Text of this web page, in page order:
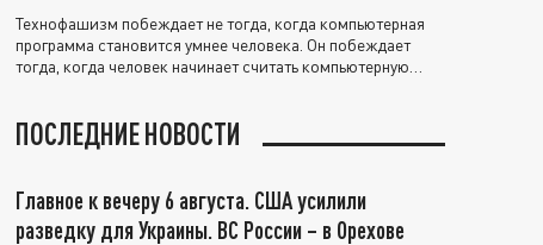
Технофашизм побеждает не тогда, когда компьютерная
программа становится умнее человека. Он побеждает
тогда, когда человек начинает считать компьютерную
ПОСЛЕДНИЕ НОВОСТИ
Главное к вечеру 6 августа. США усилили
разведку для Украины. ВС России – в Орехове